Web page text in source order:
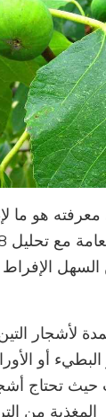
معرفته هو ما
لأشجار
أو
حيث تحتاج
المغذية من